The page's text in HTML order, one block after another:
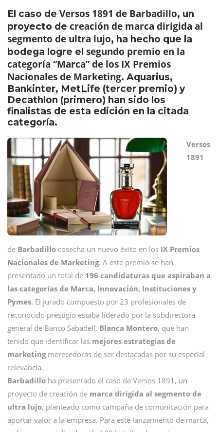
El caso de Versos 1891 de Barbadillo, un
proyecto de creación de marca dirigida al
segmento de ultra lujo, ha hecho que la
bodega logre el segundo premio en la
categoría “Marca” de los IX Premios
Nacionales de Marketing. Aquarius,
Bankinter, MetLife (tercer premio) y
Decathlon (primero) han sido los
finalistas de esta edición en la citada
categoría.
Versos
1891
de Barbadillo cosecha un nuevo éxito en los IX Premios
Nacionales de Marketing. A este premio se han
presentado un total de 196 candidaturas que aspiraban a
las categorías de Marca, Innovación, Instituciones y
Pymes. El jurado compuesto por 23 profesionales de
reconocido prestigio estaba liderado por la subdirectora
general de Banco Sabadell, Blanca Montero, que han
tenido que identificar las mejores estrategias de
marketingmerecedoras de ser destacadas por su especial
relevancia.
Barbadillo ha presentado el caso de Versos 1891, un
proyecto de creación de marca dirigida al segmento de
ultra lujo, planteado como campaña de comunicación para
aportar valor a la empresa. Para este lanzamiento de marca,